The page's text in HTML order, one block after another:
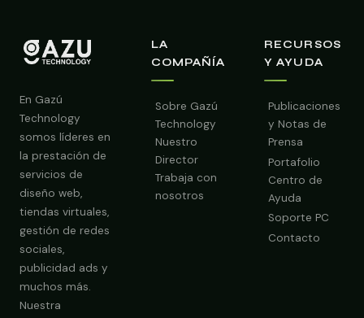
En Gazú
Technology
somos líderes en
la prestación de
servicios de
diseño web,
tiendas virtuales,
gestión de redes
sociales,
publicidad ads y
muchos más.
Nuestra
LA
COMPAÑÍA
Sobre Gazú
Technology
Nuestro
Director
Trabaja con
nosotros
RECURSOS
Y AYUDA
Publicaciones
y Notas de
Prensa
Portafolio
Centro de
Ayuda
Soporte PC
Contacto